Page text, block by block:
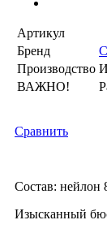
Артикул
Бренд
Производство
ВАЖНО!
Сравнить
Состав: нейлон
Изысканный